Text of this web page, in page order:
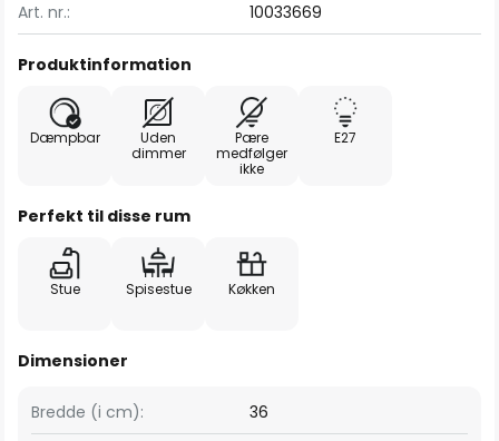
Art. nr.: 10033669
Produktinformation
Dæmpbar
Uden
dimmer
Pære
medfølger
ikke
E27
Perfekt til disse rum
Stue Spisestue Køkken
Dimensioner
Bredde (i cm): 36